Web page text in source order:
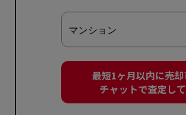
最短1ヶ月以内に売却
チャットで査定し